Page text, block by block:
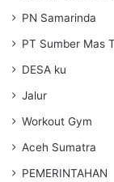
PN Samarinda
PT Sumber Mas
DESA ku
Jalur
Workout Gym
Aceh Sumatra
PEMERINTAHAN